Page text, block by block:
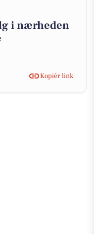
i nærheden
Kopiér link